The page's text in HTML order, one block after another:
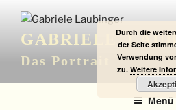
Inhalt
springenGABRIELE
Das Portrait
Menü
Durch die
der Seite
Verwendung
zu. Weitere